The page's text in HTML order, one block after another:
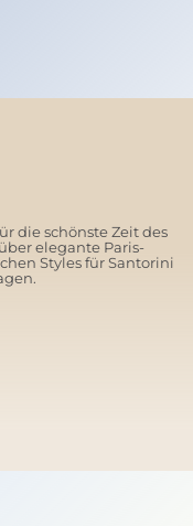
die schönste Zeit des
elegante Paris-
Styles für Santorini